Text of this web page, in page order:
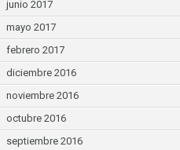
junio 2017
mayo 2017
febrero 2017
diciembre 2016
noviembre 2016
octubre 2016
septiembre 2016